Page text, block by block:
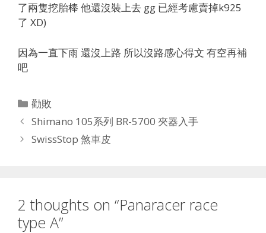
了兩隻挖胎棒 他還沒裝上去 gg 已經考慮賣掉k925
了 XD)
因為一直下雨 還沒上路 所以沒路感心得文 有空再補
吧
Categories
勸敗
Shimano 105系列 BR-5700 夾器入手
SwissStop 煞車皮
2 thoughts on “Panaracer race
type A”